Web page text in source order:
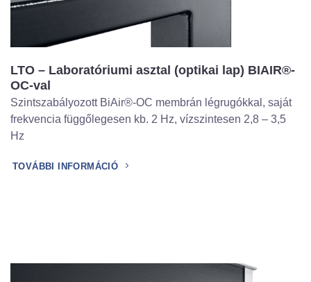
LTO – Laboratóriumi asztal (optikai lap) BIAIR®-
OC-val
Szintszabályozott BiAir®-OC membrán légrugókkal, saját
frekvencia függőlegesen kb. 2 Hz, vízszintesen 2,8 – 3,5
Hz
TOVÁBBI INFORMÁCIÓ